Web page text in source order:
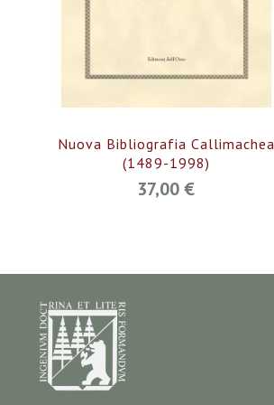
Nuova Bibliografia Callimachea
(1489-1998)
37,00 €